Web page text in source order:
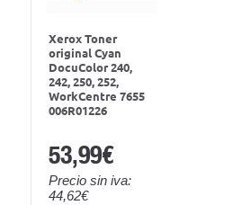
Xerox Toner
original Cyan
DocuColor 240,
242, 250, 252,
WorkCentre 7655
006R01226
53,99€
Precio sin iva:
44,62€